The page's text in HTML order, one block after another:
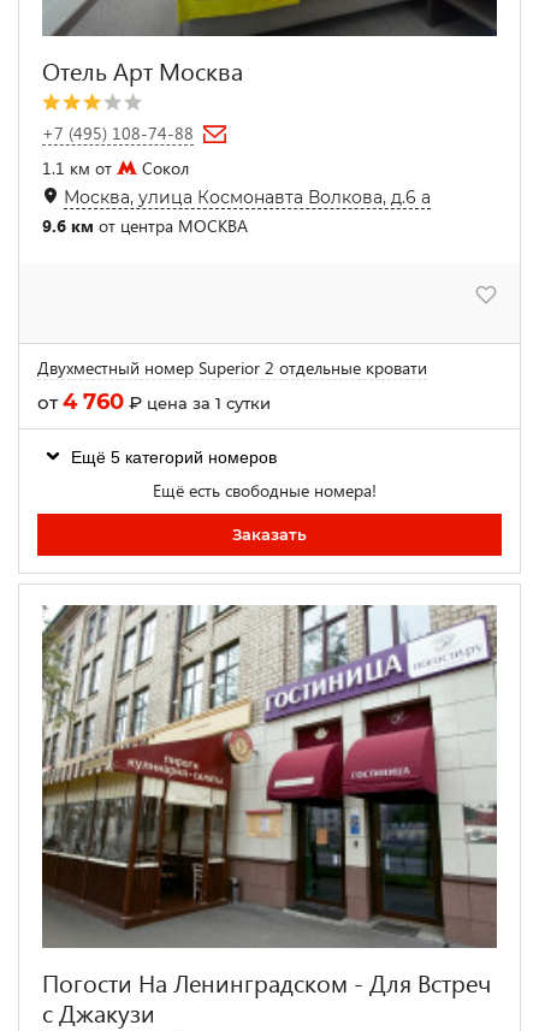
Отель Арт Москва
+7 (495) 108-74-88
1.1 км от
Сокол
Москва, улица Космонавта Волкова, д.6 а
9.6 км от центра МОСКВА
Двухместный номер Superior 2 отдельные кровати
от4 760 ₽ цена за 1 сутки
Ещё 5 категорий номеров
Ещё есть свободные номера!
Заказать
Погости На Ленинградском - Для Встреч
с Джакузи